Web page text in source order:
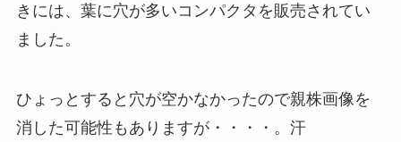
きには、葉に穴が多いコンパクタを販売されてい
ました。
ひょっとすると穴が空かなかったので親株画像を
消した可能性もありますが・・・・。汗